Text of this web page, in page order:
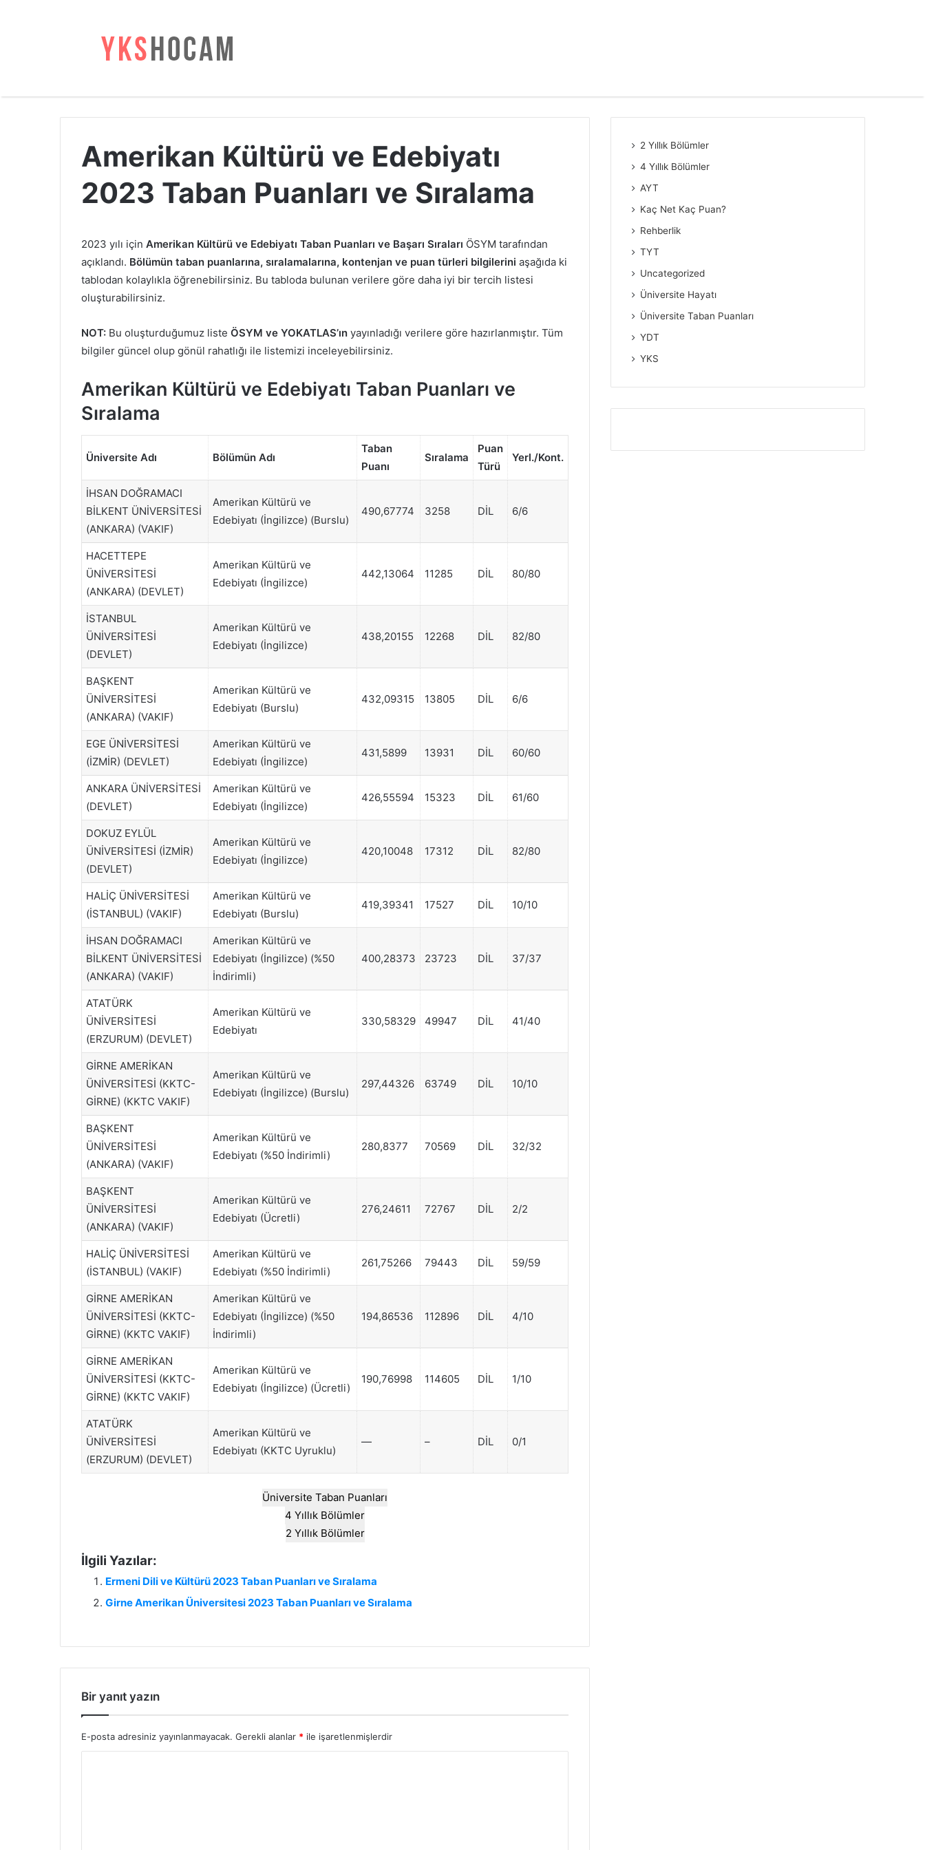
Amerikan Kültürü ve Edebiyatı
2023 Taban Puanları ve Sıralama
2023 yılı için Amerikan Kültürü ve Edebiyatı Taban Puanları ve Başarı Sıraları ÖSYM tarafından
açıklandı. Bölümün taban puanlarına, sıralamalarına, kontenjan ve puan türleri bilgilerini aşağıda ki
tablodan kolaylıkla öğrenebilirsiniz. Bu tabloda bulunan verilere göre daha iyi bir tercih listesi
oluşturabilirsiniz.
NOT: Bu oluşturduğumuz liste ÖSYM ve YOKATLAS’ın yayınladığı verilere göre hazırlanmıştır. Tüm
bilgiler güncel olup gönül rahatlığı ile listemizi inceleyebilirsiniz.
Amerikan Kültürü ve Edebiyatı Taban Puanları ve
Sıralama
Üniversite Adı Bölümün Adı
Taban
Puanı
Sıralama
Puan
Türü
Yerl./Kont.
İHSAN DOĞRAMACI
BİLKENT ÜNİVERSİTESİ
(ANKARA) (VAKIF)
Amerikan Kültürü ve
Edebiyatı (İngilizce) (Burslu)
490,67774 3258 DİL 6/6
HACETTEPE
ÜNİVERSİTESİ
(ANKARA) (DEVLET)
Amerikan Kültürü ve
Edebiyatı (İngilizce)
442,13064 11285 DİL 80/80
İSTANBUL
ÜNİVERSİTESİ
(DEVLET)
Amerikan Kültürü ve
Edebiyatı (İngilizce)
438,20155 12268 DİL 82/80
BAŞKENT
ÜNİVERSİTESİ
(ANKARA) (VAKIF)
Amerikan Kültürü ve
Edebiyatı (Burslu)
432,09315 13805 DİL 6/6
EGE ÜNİVERSİTESİ
(İZMİR) (DEVLET)
Amerikan Kültürü ve
Edebiyatı (İngilizce)
431,5899 13931 DİL 60/60
ANKARA ÜNİVERSİTESİ
(DEVLET)
Amerikan Kültürü ve
Edebiyatı (İngilizce)
426,55594 15323 DİL 61/60
DOKUZ EYLÜL
ÜNİVERSİTESİ (İZMİR)
(DEVLET)
Amerikan Kültürü ve
Edebiyatı (İngilizce)
420,10048 17312 DİL 82/80
HALİÇ ÜNİVERSİTESİ
(İSTANBUL) (VAKIF)
Amerikan Kültürü ve
Edebiyatı (Burslu)
419,39341 17527 DİL 10/10
İHSAN DOĞRAMACI
BİLKENT ÜNİVERSİTESİ
(ANKARA) (VAKIF)
Amerikan Kültürü ve
Edebiyatı (İngilizce) (%50
İndirimli)
400,28373 23723 DİL 37/37
ATATÜRK
ÜNİVERSİTESİ
(ERZURUM) (DEVLET)
Amerikan Kültürü ve
Edebiyatı
330,58329 49947 DİL 41/40
GİRNE AMERİKAN
ÜNİVERSİTESİ (KKTC-
GİRNE) (KKTC VAKIF)
Amerikan Kültürü ve
Edebiyatı (İngilizce) (Burslu)
297,44326 63749 DİL 10/10
BAŞKENT
ÜNİVERSİTESİ
(ANKARA) (VAKIF)
Amerikan Kültürü ve
Edebiyatı (%50 İndirimli)
280,8377 70569 DİL 32/32
BAŞKENT
ÜNİVERSİTESİ
(ANKARA) (VAKIF)
Amerikan Kültürü ve
Edebiyatı (Ücretli)
276,24611 72767 DİL 2/2
HALİÇ ÜNİVERSİTESİ
(İSTANBUL) (VAKIF)
Amerikan Kültürü ve
Edebiyatı (%50 İndirimli)
261,75266 79443 DİL 59/59
GİRNE AMERİKAN
ÜNİVERSİTESİ (KKTC-
GİRNE) (KKTC VAKIF)
Amerikan Kültürü ve
Edebiyatı (İngilizce) (%50
İndirimli)
194,86536 112896 DİL 4/10
GİRNE AMERİKAN
ÜNİVERSİTESİ (KKTC-
GİRNE) (KKTC VAKIF)
Amerikan Kültürü ve
Edebiyatı (İngilizce) (Ücretli)
190,76998 114605 DİL 1/10
ATATÜRK
ÜNİVERSİTESİ
(ERZURUM) (DEVLET)
Amerikan Kültürü ve
Edebiyatı (KKTC Uyruklu)
— – DİL 0/1
Üniversite Taban Puanları
4 Yıllık Bölümler
2 Yıllık Bölümler
İlgili Yazılar:
Ermeni Dili ve Kültürü 2023 Taban Puanları ve Sıralama
Girne Amerikan Üniversitesi 2023 Taban Puanları ve Sıralama
Bir yanıt yazın
E-posta adresiniz yayınlanmayacak. Gerekli alanlar * ile işaretlenmişlerdir
2 Yıllık Bölümler
4 Yıllık Bölümler
AYT
Kaç Net Kaç Puan?
Rehberlik
TYT
Uncategorized
Üniversite Hayatı
Üniversite Taban Puanları
YDT
YKS